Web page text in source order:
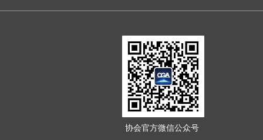
协会官方微信公众号